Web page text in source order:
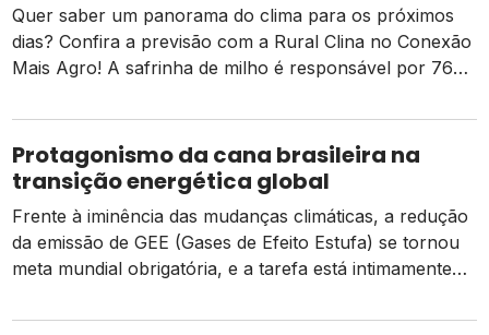
Quer saber um panorama do clima para os próximos
dias? Confira a previsão com a Rural Clina no Conexão
Mais Agro! A safrinha de milho é responsável por 76%
segundo as estimativas da Conab. Nesta safra, o
avanço do plantio vem sendo impactado em diversas
regiões […]
Protagonismo da cana brasileira na
transição energética global
Frente à iminência das mudanças climáticas, a redução
da emissão de GEE (Gases de Efeito Estufa) se tornou
meta mundial obrigatória, e a tarefa está intimamente
alimentos, que tem como base a atividade agrícola.